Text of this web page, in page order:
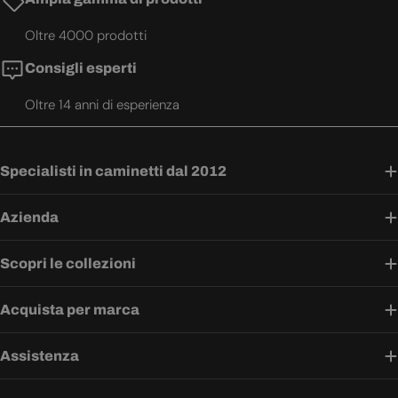
Oltre 4000 prodotti
Consigli esperti
Oltre 14 anni di esperienza
Specialisti in caminetti dal 2012
Azienda
Scopri le collezioni
Acquista per marca
Assistenza